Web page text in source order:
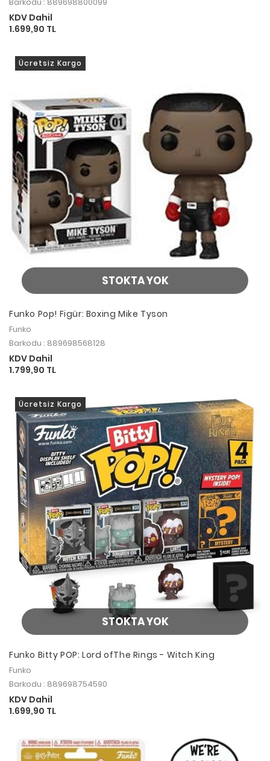
KDV Dahil
1.699,90 TL
STOKTA YOK
Ücretsiz Kargo
Funko Pop! Figür: Boxing Mike Tyson
Funko
Barkodu : 889698568128
KDV Dahil
1.799,90 TL
STOKTA YOK
Ücretsiz Kargo
Funko Bitty POP: Lord ofThe Rings - Witch King
Funko
Barkodu : 889698754590
KDV Dahil
1.699,90 TL